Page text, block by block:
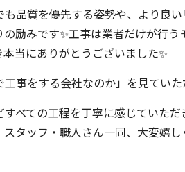
品質を優先する姿勢や、より良
励みです✨工事は業者だけが行
当にありがとうございました✨
事をする会社なのか」を見てい
べての工程を丁寧に感じていた
タッフ・職人さん一同、大変嬉